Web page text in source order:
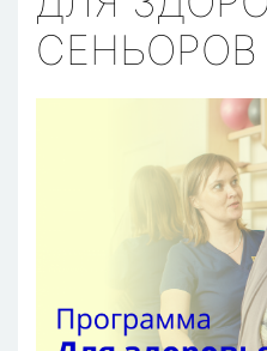
СЕНЬОРОВ